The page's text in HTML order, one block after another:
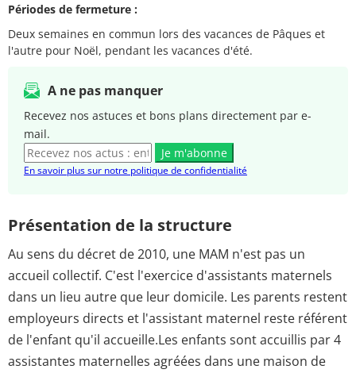
Périodes de fermeture :
Deux semaines en commun lors des vacances de Pâques et
l'autre pour Noël, pendant les vacances d'été.
A ne pas manquer
Recevez nos astuces et bons plans directement par e-
mail.
Je m'abonne
En savoir plus sur notre politique de confidentialité
Présentation de la structure
Au sens du décret de 2010, une MAM n'est pas un
accueil collectif. C'est l'exercice d'assistants maternels
dans un lieu autre que leur domicile. Les parents restent
employeurs directs et l'assistant maternel reste référent
de l'enfant qu'il accueille.Les enfants sont accuillis par 4
assistantes maternelles agréées dans une maison de